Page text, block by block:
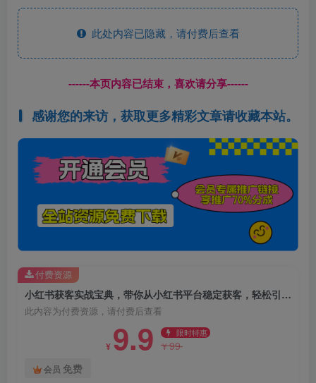
此处内容已隐藏，请付费后查看
------本页内容已结束，喜欢请分享------
感谢您的来访，获取更多精彩文章请收藏本站。
小红书获客实战宝典，带你从小红书平台稳定获客，轻松引流到微信私域
此内容为付费资源，请付费后查看
¥ 9.9 限时特惠
¥99
会员 免费
付费资源